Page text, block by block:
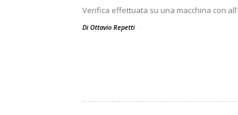
Verifica effettuata su una macchina con
Di Ottavio Repetti -